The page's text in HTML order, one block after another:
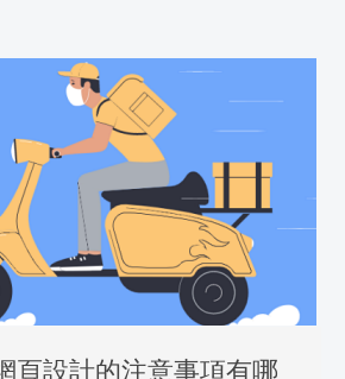
頁設計的注意事項有哪